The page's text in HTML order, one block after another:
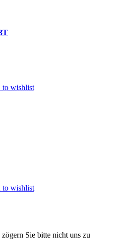
to wishlist
to wishlist
Sie bitte nicht uns zu